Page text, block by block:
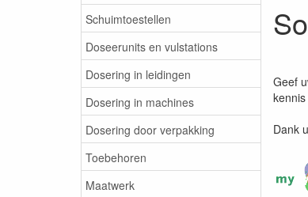
Schuimtoestellen
Doseerunits en vulstations
Dosering in leidingen
Dosering in machines
Dosering door verpakking
Toebehoren
Maatwerk
Geef
Dank